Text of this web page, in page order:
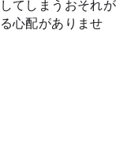
てしまうおそれが
心配がありませ